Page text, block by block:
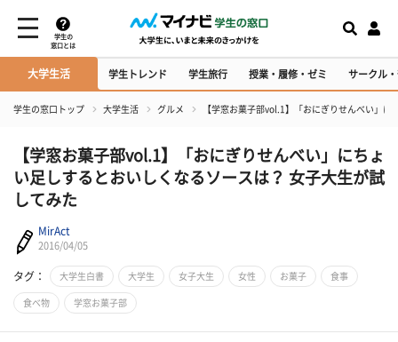
学生の
窓口とは
大学生活 学生トレンド 学生旅行 授業・履修・ゼミ サークル
学生の窓口トップ 大学生活 グルメ 【学窓お菓子部vol.1】「おにぎりせんべい」
【学窓お菓子部vol.1】「おにぎりせんべい」にちょ
い足しするとおいしくなるソースは？ 女子大生が試
してみた
MirAct
2016/04/05
タグ： 大学生白書 大学生 女子大生 女性 お菓子 食事
食べ物 学窓お菓子部